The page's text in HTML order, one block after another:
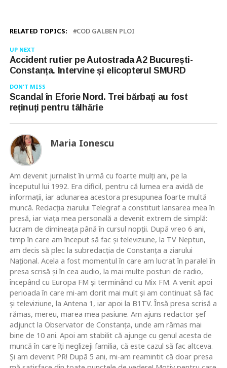
RELATED TOPICS: COD GALBEN PLOI
UP NEXT
Accident rutier pe Autostrada A2 București-
Constanța. Intervine și elicopterul SMURD
DON'T MISS
Scandal în Eforie Nord. Trei bărbați au fost
reținuți pentru tâlhărie
Maria Ionescu
Am devenit jurnalist în urmă cu foarte mulţi ani, pe la
începutul lui 1992. Era dificil, pentru că lumea era avidă de
informaţii, iar adunarea acestora presupunea foarte multă
muncă. Redacţia ziarului Telegraf a constituit lansarea mea în
presă, iar viaţa mea personală a devenit extrem de simplă:
lucram de dimineaţa până în cursul nopţii. După vreo 6 ani,
timp în care am început să fac şi televiziune, la TV Neptun,
am decis să plec la subredacţia de Constanţa a ziarului
Naţional. Acela a fost momentul în care am lucrat în paralel în
presa scrisă şi în cea audio, la mai multe posturi de radio,
începând cu Europa FM şi terminând cu Mix FM. A venit apoi
perioada în care mi-am dorit mai mult şi am continuat să fac
şi televiziune, la Antena 1, iar apoi la B1TV. Însă presa scrisă a
rămas, mereu, marea mea pasiune. Am ajuns redactor şef
adjunct la Observator de Constanţa, unde am rămas mai
bine de 10 ani. Apoi am stabilit că ajunge cu genul acesta de
muncă în care îţi neglizeji familia, că este cazul să fac altceva.
Şi am devenit PR! După 5 ani, mi-am reamintit că doar presa